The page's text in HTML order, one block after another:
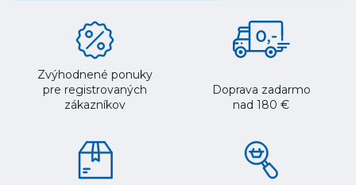
Zvýhodnené ponuky
pre registrovaných
zákazníkov
Doprava zadarmo
nad 180 €